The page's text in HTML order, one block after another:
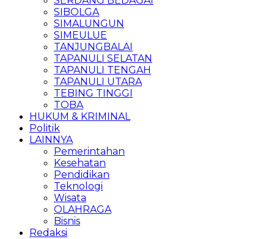
SIBOLGA
SIMALUNGUN
SIMEULUE
TANJUNGBALAI
TAPANULI SELATAN
TAPANULI TENGAH
TAPANULI UTARA
TEBING TINGGI
TOBA
HUKUM & KRIMINAL
Politik
LAINNYA
Pemerintahan
Kesehatan
Pendidikan
Teknologi
Wisata
OLAHRAGA
Bisnis
Redaksi